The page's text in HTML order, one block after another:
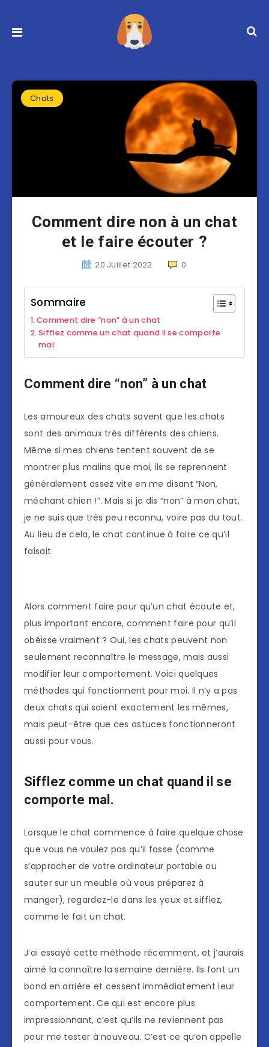
Chats
Comment dire non à un chat
et le faire écouter ?
20 Juillet 2022 0
Sommaire
Comment dire “non” à un chat
Sifflez comme un chat quand il se comporte
mal.
Comment dire “non” à un chat
Les amoureux des chats savent que les chats
sont des animaux très différents des chiens.
Même si mes chiens tentent souvent de se
montrer plus malins que moi, ils se reprennent
généralement assez vite en me disant “Non,
méchant chien !”. Mais si je dis “non” à mon chat,
je ne suis que très peu reconnu, voire pas du tout.
Au lieu de cela, le chat continue à faire ce qu’il
faisait.
Alors comment faire pour qu’un chat écoute et,
plus important encore, comment faire pour qu’il
obéisse vraiment ? Oui, les chats peuvent non
seulement reconnaître le message, mais aussi
modifier leur comportement. Voici quelques
méthodes qui fonctionnent pour moi. Il n’y a pas
deux chats qui soient exactement les mêmes,
mais peut-être que ces astuces fonctionneront
aussi pour vous.
Sifflez comme un chat quand il se
comporte mal.
Lorsque le chat commence à faire quelque chose
que vous ne voulez pas qu’il fasse (comme
s’approcher de votre ordinateur portable ou
sauter sur un meuble où vous préparez à
manger), regardez-le dans les yeux et sifflez,
comme le fait un chat.
J’ai essayé cette méthode récemment, et j’aurais
aimé la connaître la semaine dernière. Ils font un
bond en arrière et cessent immédiatement leur
comportement. Ce qui est encore plus
impressionnant, c’est qu’ils ne reviennent pas
pour me tester à nouveau. C’est ce qu’on appelle